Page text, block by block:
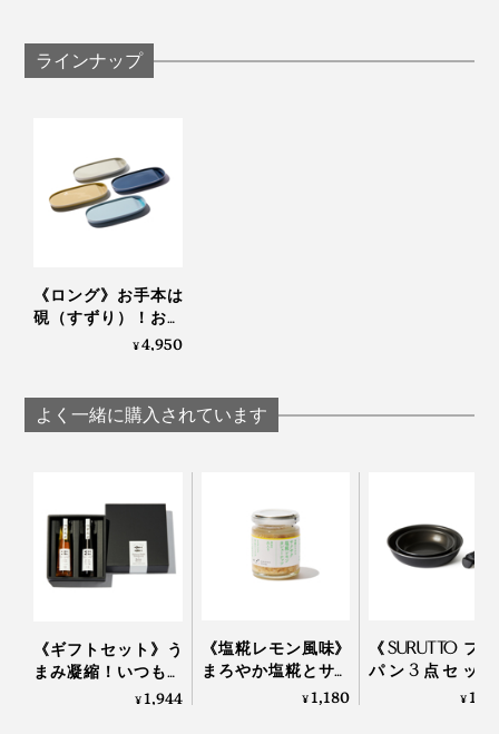
あなたなら、「suzuri」のくぼみに何を盛り付けます
焼き魚の油と大根おろしの汁が混ざるのが嫌いという方
も、ぜひ「suzuri」で秋の味覚をお楽しみください！
本来の用途以外には使用しないでください。
ご使用いただく前に中性洗剤を使い柔らかなスポン
ますのでご使用しないでください。
一つ一つ手作業で作られている為、形、サイズ、釉
薬色の濃淡、色ムラ、釉薬のたれに個体差がござい
製造工程上、裏面が無釉（釉薬がかかっていない）
仕上げで、無釉独特のザラ感あります。
圧力鋳込み成型の為、天草陶石を型に流す「鋳込み
ります。
「鋳込み口」があるため、表面に釉薬だまりの影響
つけ置き洗いはお避けください。汚れ等がしみ込む
場合がございますので、ご注意ください。
急激な温度変化はヒビ割れなどの原因になるのでご
ラインナップ
《ロング》お手本は
硯（すずり）！お皿
が減る、食事がスス
｜KIKIME
¥4,950
よく一緒に購入されています
《ギフトセット》う
まみ凝縮！いつもの
醤油・お酢が宗田節
¥1,944
《塩糀レモン風味》
まろやか塩糀とサク
サクのカシューナッ
¥1,180
《SURUTTO フ
パン3点セッ
200万回の耐摩
¥